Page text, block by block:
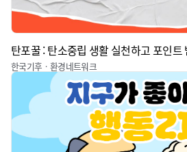
한국기후ㆍ환경네트워크